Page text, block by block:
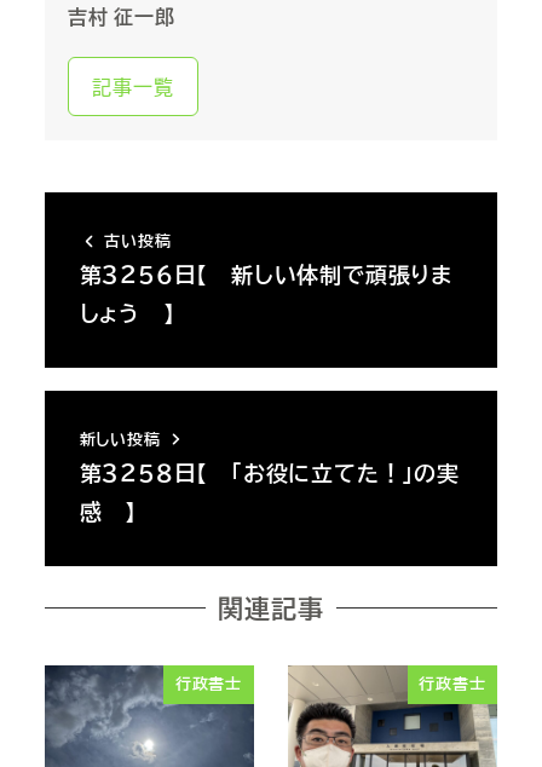
吉村 征一郎
記事一覧
古い投稿
第３２５６日【 新しい体制で頑張りま
しょう 】
新しい投稿
第３２５８日【 「お役に立てた！」の実
感 】
関連記事
行政書士 行政書士